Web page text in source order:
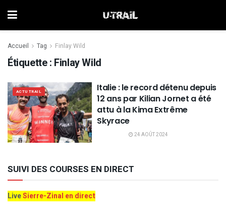
Accueil Tag Finlay Wild
Étiquette : Finlay Wild
ACTU TRAIL
Italie : le record détenu depuis
12 ans par Kilian Jornet a été
attu à la Kima Extrême
Skyrace
24 AOÛT 2024
SUIVI DES COURSES EN DIRECT
LiveSierre-Zinal en direct